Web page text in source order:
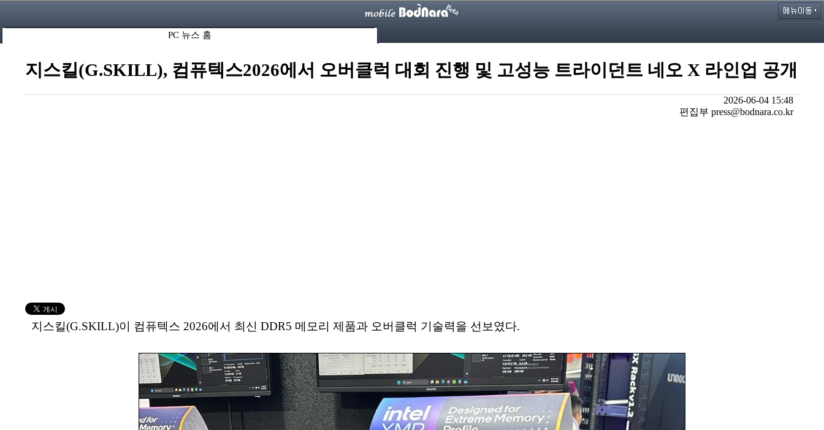
PC 뉴스 홈
지스킬(G.SKILL), 컴퓨텍스2026에서 오버클럭 대회 진행 및 고성능 트라이던트 네오 X 라인업 공개
2026-06-04 15:48
편집부 press@bodnara.co.kr
지스킬(G.SKILL)이 컴퓨텍스 2026에서 최신 DDR5 메모리 제품과 오버클럭 기술력을 선보였다.